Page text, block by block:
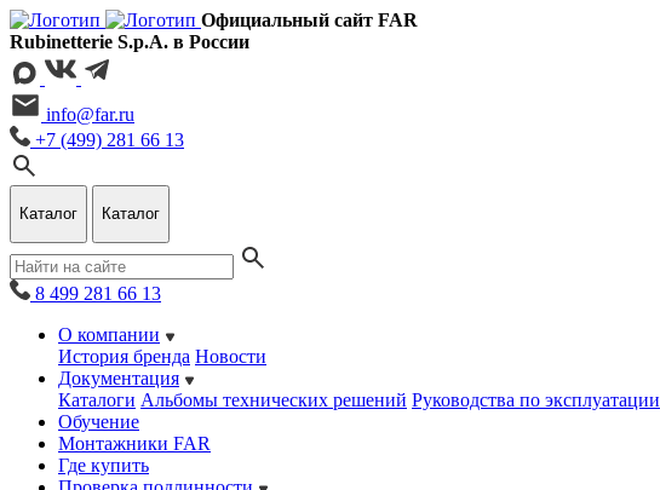
Официальный сайт FAR
Rubinetterie S.p.A. в России
info@far.ru
+7 (499) 281 66 13
Каталог Каталог
8 499 281 66 13
О компании
История бренда Новости
Документация
Каталоги Альбомы технических решений Руководства по эксплуатации
Обучение
Монтажники FAR
Где купить